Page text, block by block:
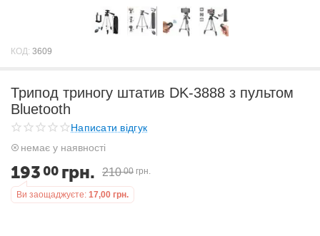
КОД: 3609
Трипод триногу штатив DK-3888 з пультом
Bluetooth
Написати відгук
немає у наявності
193 00 грн. 210 00 грн.
Ви заощаджуєте: 17,00 грн.